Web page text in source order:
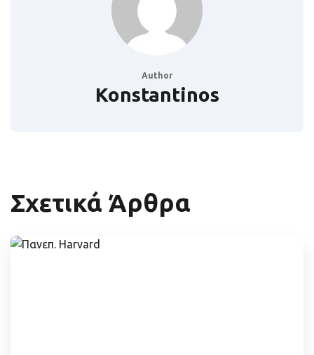
Author
Konstantinos
Σχετικά Άρθρα